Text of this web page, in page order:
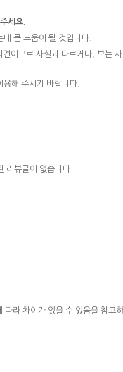
세요.
큰 도움이 될 것입니다.
이므로 사실과 다르거나, 보는
해 주시기 바랍니다.
리뷰글이 없습니다
라 차이가 있을 수 있음을 참고